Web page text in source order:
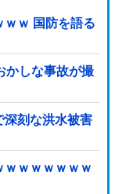
ｗｗ 国防を語る
かしな事故が撮
深刻な洪水被害
ｗｗｗｗｗｗｗ